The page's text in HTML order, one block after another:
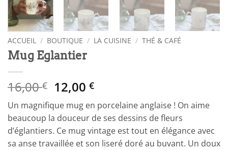
ACCUEIL / BOUTIQUE / LA CUISINE / THÉ & CAFÉ
Mug Eglantier
16,00€ Le
prix
initial
était :
16,00 €.
12,00€Le
actuel
est :
12,00 €.
Un magnifique mug en porcelaine anglaise ! On aime
beaucoup la douceur de ses dessins de fleurs
d’églantiers. Ce mug vintage est tout en élégance avec
sa anse travaillée et son liseré doré au buvant. Un doux